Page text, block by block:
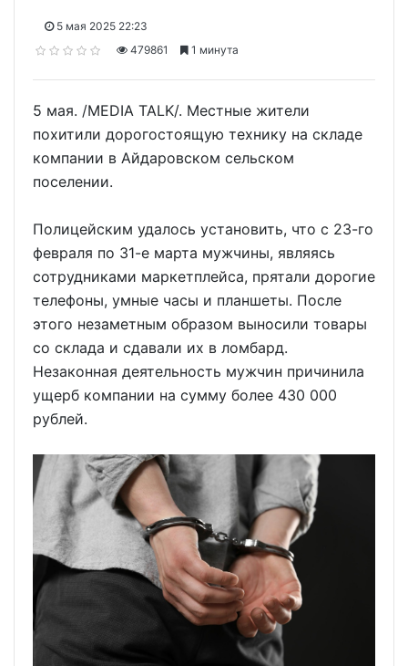
5 мая 2025 22:23
479861
1 минута
5 мая. /MEDIA TALK/. Местные жители
похитили дорогостоящую технику на складе
компании в Айдаровском сельском
поселении.
Полицейским удалось установить, что с 23-го
февраля по 31-е марта мужчины, являясь
сотрудниками маркетплейса, прятали дорогие
телефоны, умные часы и планшеты. После
этого незаметным образом выносили товары
со склада и сдавали их в ломбард.
Незаконная деятельность мужчин причинила
ущерб компании на сумму более 430 000
рублей.